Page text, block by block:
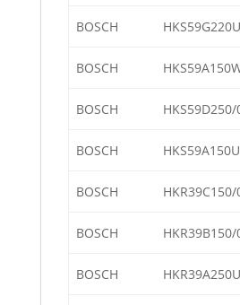
BOSCH
BOSCH
BOSCH HKS59D250/
BOSCH
BOSCH HKR39C150/
BOSCH HKR39B150/
BOSCH